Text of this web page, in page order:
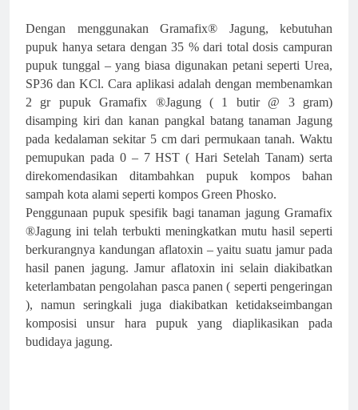
Dengan menggunakan Gramafix® Jagung, kebutuhan
pupuk hanya setara dengan 35 % dari total dosis campuran
pupuk tunggal – yang biasa digunakan petani seperti Urea,
SP36 dan KCl. Cara aplikasi adalah dengan membenamkan
2 gr pupuk Gramafix ®Jagung ( 1 butir @ 3 gram)
disamping kiri dan kanan pangkal batang tanaman Jagung
pada kedalaman sekitar 5 cm dari permukaan tanah. Waktu
pemupukan pada 0 – 7 HST ( Hari Setelah Tanam) serta
direkomendasikan ditambahkan pupuk kompos bahan
sampah kota alami seperti kompos Green Phosko.
Penggunaan pupuk spesifik bagi tanaman jagung Gramafix
®Jagung ini telah terbukti meningkatkan mutu hasil seperti
berkurangnya kandungan aflatoxin – yaitu suatu jamur pada
hasil panen jagung. Jamur aflatoxin ini selain diakibatkan
keterlambatan pengolahan pasca panen ( seperti pengeringan
), namun seringkali juga diakibatkan ketidakseimbangan
komposisi unsur hara pupuk yang diaplikasikan pada
budidaya jagung.